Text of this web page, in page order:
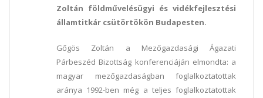
Zoltán földművelésügyi és vidékfejlesztési
államtitkár csütörtökön Budapesten.
Gőgös Zoltán a Mezőgazdasági Ágazati
Párbeszéd Bizottság konferenciáján elmondta: a
magyar mezőgazdaságban foglalkoztatottak
aránya 1992-ben még a teljes foglalkoztatottak